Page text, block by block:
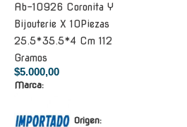
Ab-10926 Coronita Y
Bijouterie X 10Piezas
25.5*35.5*4 Cm 112
Gramos
$5.000,00
Marca:
Origen: